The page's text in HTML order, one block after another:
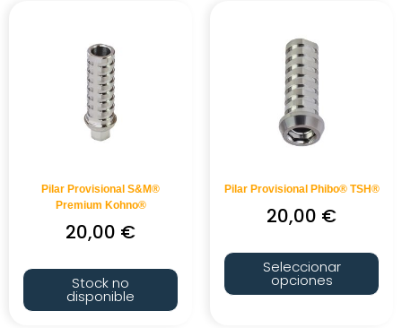
Pilar Provisional S&M®
Premium Kohno®
20,00 €
Stock no
disponible
Pilar Provisional Phibo® TSH®
20,00 €
Seleccionar
opciones